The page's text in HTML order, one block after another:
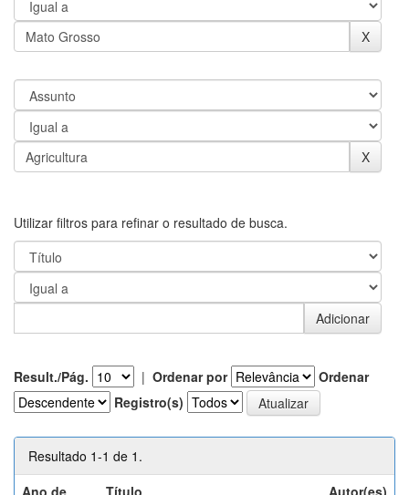
Utilizar filtros para refinar o resultado de busca.
Result./Pág. | Ordenar por
Ordenar
Registro(s)
Resultado 1-1 de 1.
Ano de
Título Autor(es)